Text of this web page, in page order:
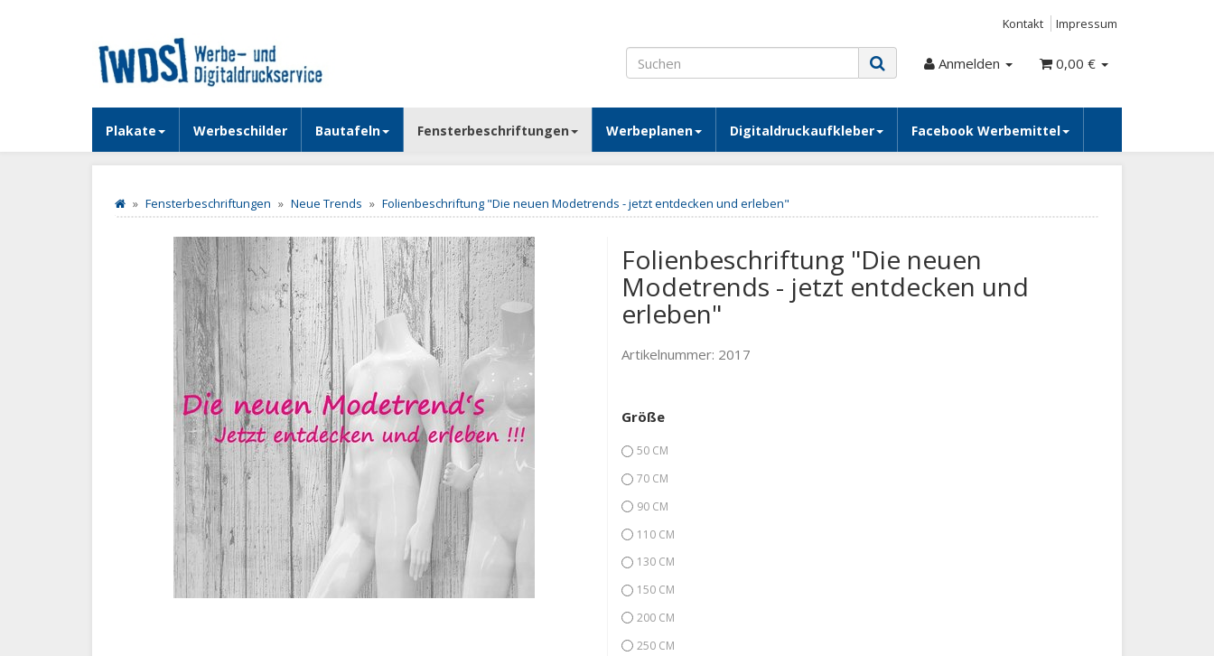
Kontakt Impressum
Anmelden 0,00 €
Plakate Werbeschilder Bautafeln Fensterbeschriftungen Werbeplanen Digitaldruckaufkleber Facebook Werbemittel
Fensterbeschriftungen Neue Trends Folienbeschriftung "Die neuen Modetrends - jetzt entdecken und erleben"
Folienbeschriftung "Die neuen
Modetrends - jetzt entdecken und
erleben"
Artikelnummer: 2017
Größe
50 CM
70 CM
90 CM
110 CM
130 CM
150 CM
200 CM
250 CM